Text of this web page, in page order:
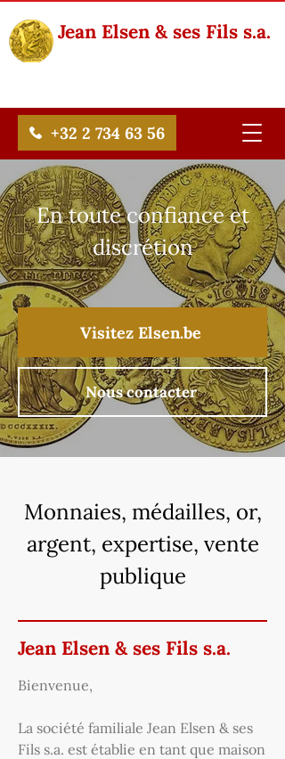
Jean Elsen & ses Fils s.a.
+32 2 734 63 56
En toute confiance et
discrétion
Visitez Elsen.be
Nous contacter
Monnaies, médailles, or,
argent, expertise, vente
publique
Jean Elsen & ses Fils s.a.
Bienvenue,
La société familiale Jean Elsen & ses
Fils s.a. est établie en tant que maison